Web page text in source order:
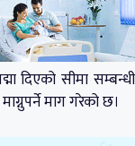
दिएको सीमा सम्बन्धी
माग गरेको छ।